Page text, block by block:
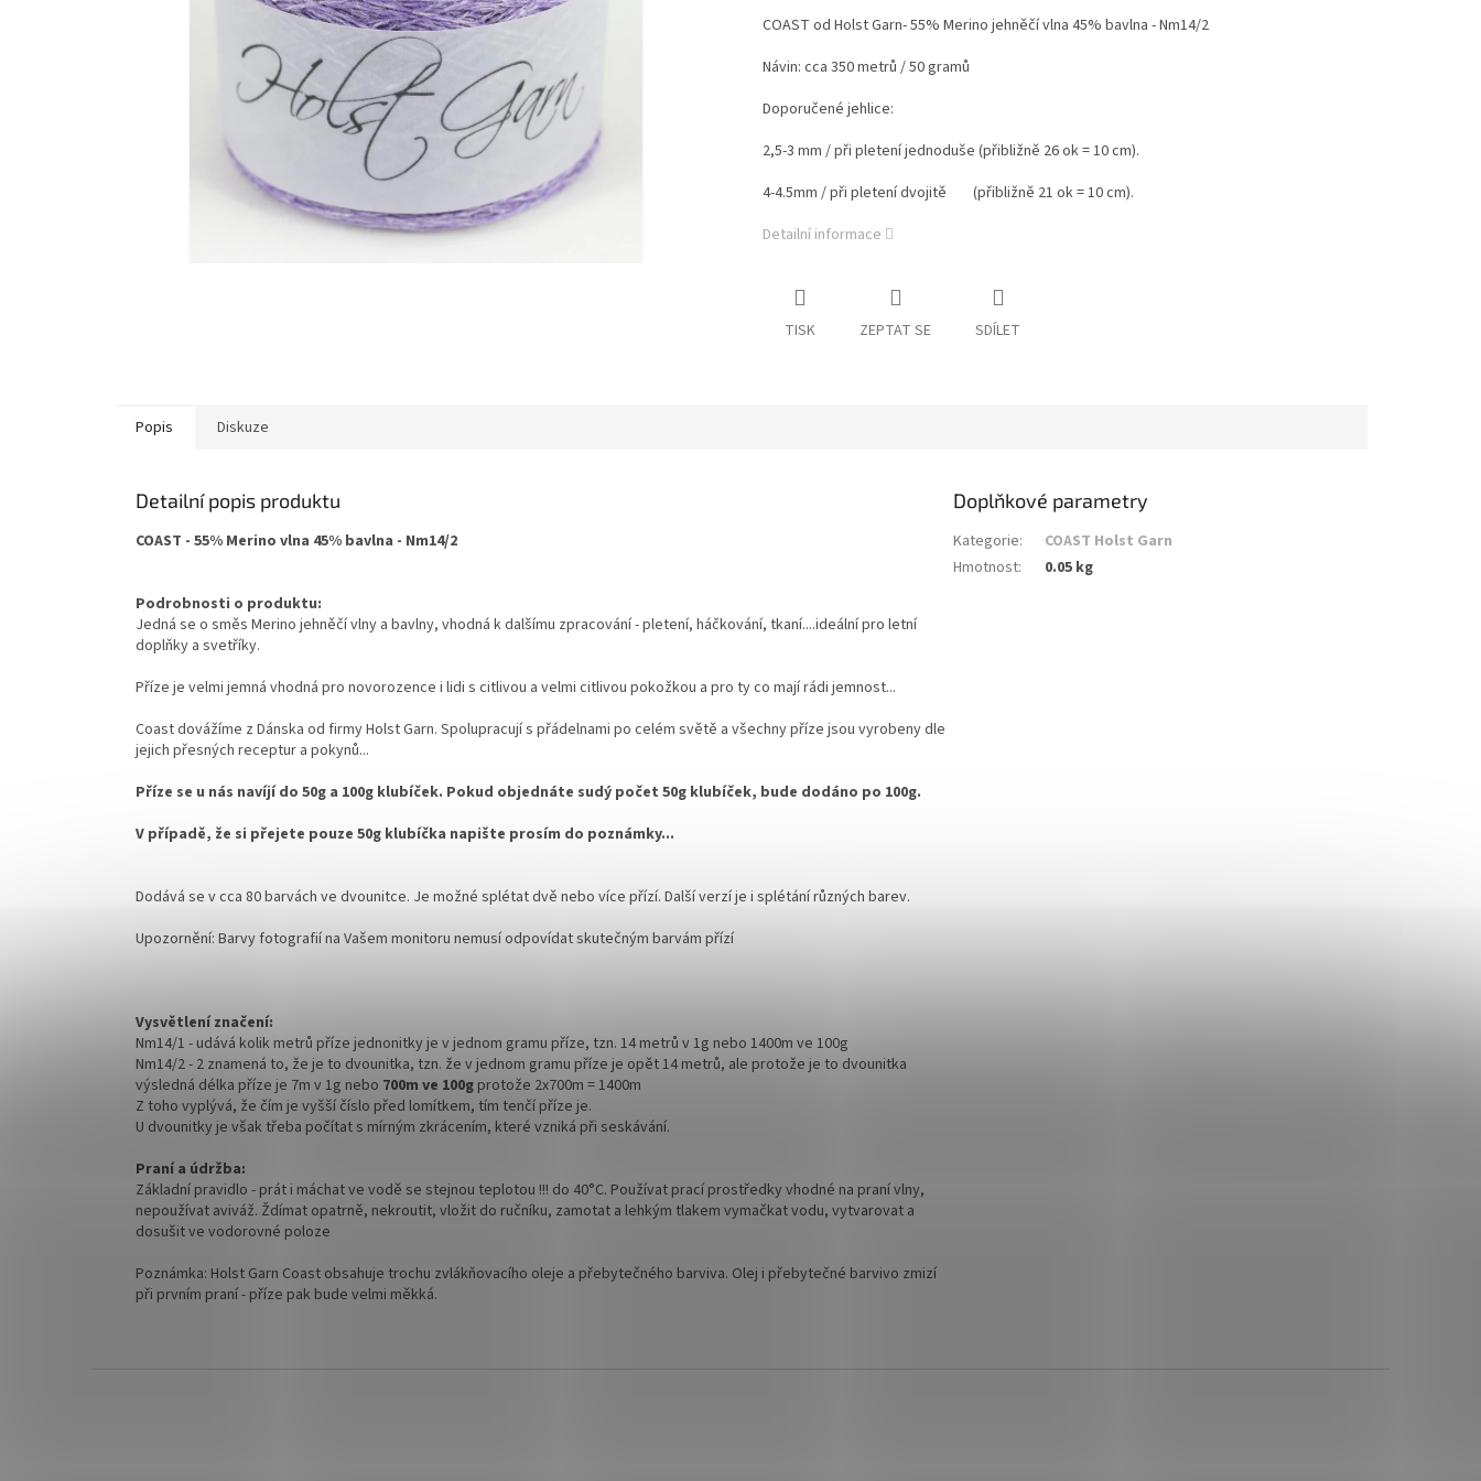
COAST od Holst Garn- 55% Merino jehněčí vlna 45% bavlna - Nm14/2
Návin: cca 350 metrů / 50 gramů
Doporučené jehlice:
2,5-3 mm / při pletení jednoduše (přibližně 26 ok = 10 cm).
4-4.5mm / při pletení dvojitě (přibližně 21 ok = 10 cm).
Detailní informace
TISK ZEPTAT SE SDÍLET
Popis Diskuze
Detailní popis produktu
COAST - 55% Merino vlna 45% bavlna - Nm14/2
Podrobnosti o produktu:
Jedná se o směs Merino jehněčí vlny a bavlny, vhodná k dalšímu zpracování - pletení, háčkování, tkaní....ideální pro letní
doplňky a svetříky.
Příze je velmi jemná vhodná pro novorozence i lidi s citlivou a velmi citlivou pokožkou a pro ty co mají rádi jemnost...
Coast dovážíme z Dánska od firmy Holst Garn. Spolupracují s přádelnami po celém světě a všechny příze jsou vyrobeny dle
jejich přesných receptur a pokynů...
Příze se u nás navíjí do 50g a 100g klubíček. Pokud objednáte sudý počet 50g klubíček, bude dodáno po 100g.
V případě, že si přejete pouze 50g klubíčka napište prosím do poznámky...
Dodává se v cca 80 barvách ve dvounitce. Je možné splétat dvě nebo více přízí. Další verzí je i splétání různých barev.
Upozornění: Barvy fotografií na Vašem monitoru nemusí odpovídat skutečným barvám přízí
Vysvětlení značení:
Nm14/1 - udává kolik metrů příze jednonitky je v jednom gramu příze, tzn. 14 metrů v 1g nebo 1400m ve 100g
Nm14/2 - 2 znamená to, že je to dvounitka, tzn. že v jednom gramu příze je opět 14 metrů, ale protože je to dvounitka
výsledná délka příze je 7m v 1g nebo 700m ve 100g protože 2x700m = 1400m
Z toho vyplývá, že čím je vyšší číslo před lomítkem, tím tenčí příze je.
U dvounitky je však třeba počítat s mírným zkrácením, které vzniká při seskávání.
Praní a údržba:
Základní pravidlo - prát i máchat ve vodě se stejnou teplotou !!! do 40°C. Používat prací prostředky vhodné na praní vlny,
nepoužívat aviváž. Ždímat opatrně, nekroutit, vložit do ručníku, zamotat a lehkým tlakem vymačkat vodu, vytvarovat a
dosušit ve vodorovné poloze
Poznámka: Holst Garn Coast obsahuje trochu zvlákňovacího oleje a přebytečného barviva. Olej i přebytečné barvivo zmizí
při prvním praní - příze pak bude velmi měkká.
Doplňkové parametry
Kategorie:
COAST Holst Garn
Hmotnost: 0.05 kg